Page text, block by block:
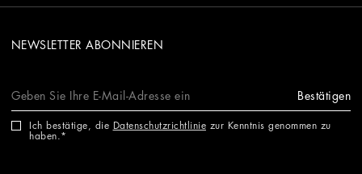
NEWSLETTER ABONNIEREN
Bestätigen
Ich bestätige, die Datenschutzrichtlinie zur Kenntnis genommen zu
haben.